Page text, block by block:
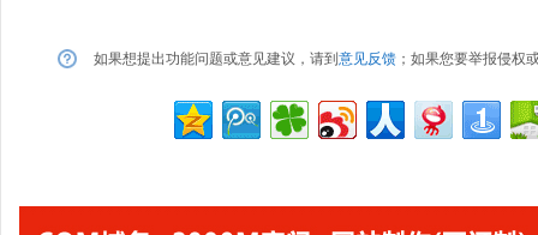
如果想提出功能问题或意见建议，请到 意见反馈 ；如果您要举报侵权